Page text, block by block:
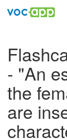
- "An
the
are